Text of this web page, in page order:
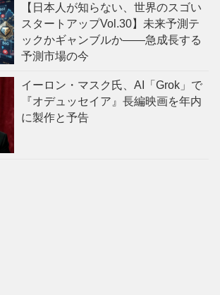
【日本人が知らない、世界のスゴい
スタートアップVol.30】未来予測テ
ックかギャンブルか——急成長する
予測市場の今
イーロン・マスク氏、AI「Grok」で
『オデュッセイア』長編映画を年内
に製作と予告